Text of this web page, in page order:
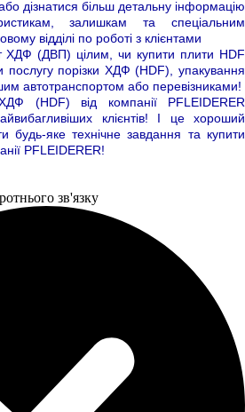
дізнатися більш детальну інформацію
залишкам та спеціальним
відділі по роботі з клієнтами
(ДВП) цілим, чи купити плити HDF
порізки ХДФ (HDF), упакування
автотранспортом або перевізниками!
(HDF) від компанії PFLEIDERER
клієнтів! І це хороший
будь-яке технічне завдання та купити
PFLEIDERER!
зв'язку